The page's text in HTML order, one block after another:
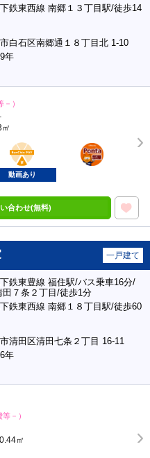
鉄東西線 南郷１３丁目駅/徒歩14
白石区南郷通１８丁目北 1-10
年
－）
BunChinPAY
ポンタ
部屋
動画あり
合わせ(無料)
一戸建て
鉄東豊線 福住駅/バス乗車16分/
田７条２丁目/徒歩1分
鉄東西線 南郷１８丁目駅/徒歩60
清田区清田七条２丁目 16-11
年
等－）
㎡